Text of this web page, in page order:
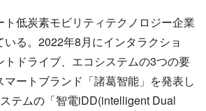
低炭素モビリティテクノロジー企業
る。 2022年8月にインタラクショ
トドライブ、エコシステムの3つの要
ートブランド「諸葛智能」を発表し
テムの「智電iDD(intelligent Dual